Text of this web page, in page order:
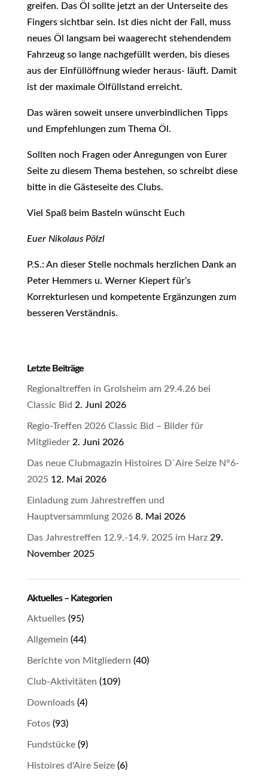
greifen. Das Öl sollte jetzt an der Unterseite des
Fingers sichtbar sein. Ist dies nicht der Fall, muss
neues Öl langsam bei waagerecht stehendendem
Fahrzeug so lange nachgefüllt werden, bis dieses
aus der Einfüllöffnung wieder heraus- läuft. Damit
ist der maximale Ölfüllstand erreicht.
Das wären soweit unsere unverbindlichen Tipps
und Empfehlungen zum Thema Öl.
Sollten noch Fragen oder Anregungen von Eurer
Seite zu diesem Thema bestehen, so schreibt diese
bitte in die Gästeseite des Clubs.
Viel Spaß beim Basteln wünscht Euch
Euer Nikolaus Pölzl
P.S.: An dieser Stelle nochmals herzlichen Dank an
Peter Hemmers u. Werner Kiepert für‘s
Korrekturlesen und kompetente Ergänzungen zum
besseren Verständnis.
Letzte Beiträge
Regionaltreffen in Grolsheim am 29.4.26 bei
Classic Bid 2. Juni 2026
Regio-Treffen 2026 Classic Bid – Bilder für
Mitglieder 2. Juni 2026
Das neue Clubmagazin Histoires D`Aire Seize N°6-
2025 12. Mai 2026
Einladung zum Jahrestreffen und
Hauptversammlung 2026 8. Mai 2026
Das Jahrestreffen 12.9.-14.9. 2025 im Harz 29.
November 2025
Aktuelles – Kategorien
Aktuelles(95)
Allgemein (44)
Berichte von Mitgliedern (40)
Club-Aktivitäten (109)
Downloads(4)
Fotos(93)
Fundstücke(9)
Histoires d'Aire Seize(6)